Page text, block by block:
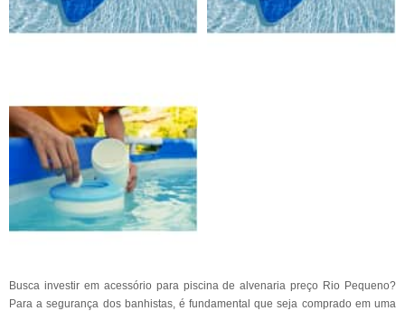
Busca investir em acessório para piscina de alvenaria preço Rio Pequeno?
Para a segurança dos banhistas, é fundamental que seja comprado em uma